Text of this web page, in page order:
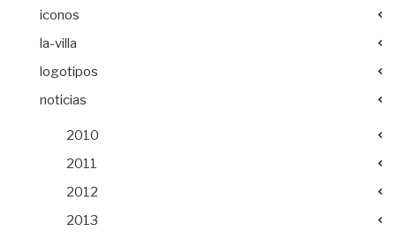
iconos
la-villa
logotipos
noticias
2010
2011
2012
2013